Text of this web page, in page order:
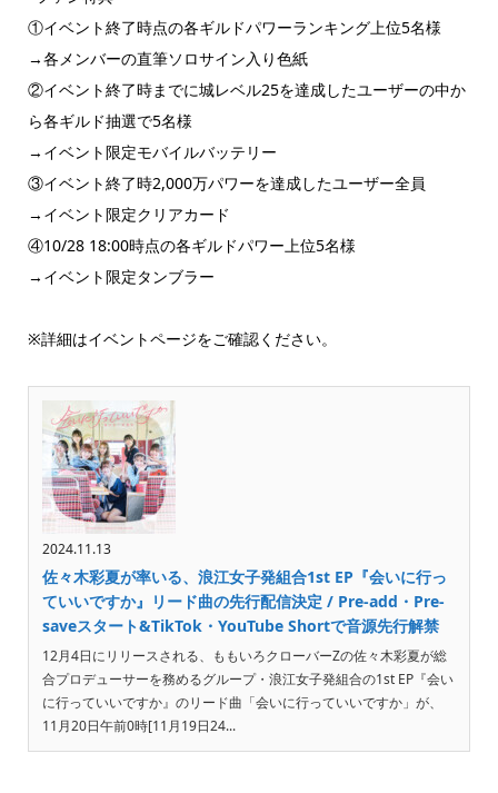
①イベント終了時点の各ギルドパワーランキング上位5名様
→各メンバーの直筆ソロサイン入り色紙
②イベント終了時までに城レベル25を達成したユーザーの中か
ら各ギルド抽選で5名様
→イベント限定モバイルバッテリー
③イベント終了時2,000万パワーを達成したユーザー全員
→イベント限定クリアカード
④10/28 18:00時点の各ギルドパワー上位5名様
→イベント限定タンブラー
※詳細はイベントページをご確認ください。
2024.11.13
佐々木彩夏が率いる、浪江女子発組合1st EP『会いに行っ
ていいですか』リード曲の先行配信決定 / Pre-add・Pre-
saveスタート&TikTok・YouTube Shortで音源先行解禁
12月4日にリリースされる、ももいろクローバーZの佐々木彩夏が総
合プロデューサーを務めるグループ・浪江女子発組合の1st EP『会い
に行っていいですか』のリード曲「会いに行っていいですか」が、
11月20日午前0時[11月19日24...